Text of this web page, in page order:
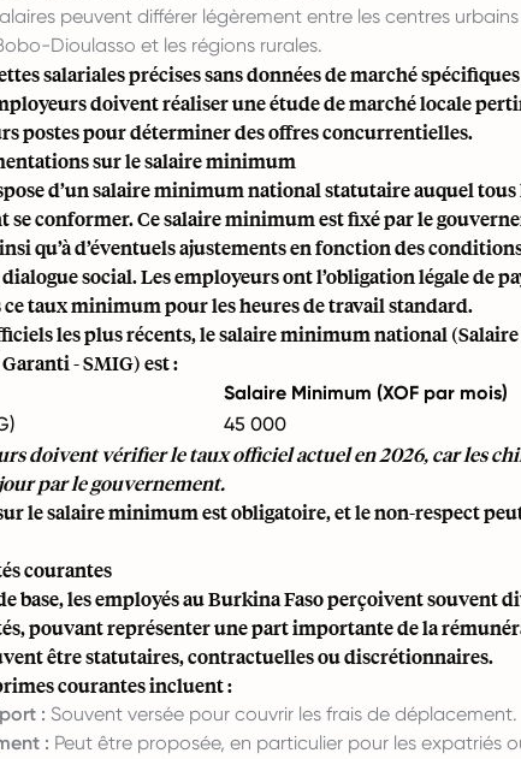
peuvent différer légèrement entre les centres
Dioulasso et les régions rurales.
salariales précises sans données de marché
doivent réaliser une étude de marché locale
postes pour déterminer des offres concurrentielles.
sur le salaire minimum
d’un salaire minimum national statutaire auquel tous
se conformer. Ce salaire minimum est fixé par le
qu’à d’éventuels ajustements en fonction des
social. Les employeurs ont l’obligation légale de
ce taux minimum pour les heures de travail standard.
les plus récents, le salaire minimum national
- SMIG) est :
Salaire Minimum (XOF par mois)
45 000
doivent vérifier le taux officiel actuel en 2026, car les
par le gouvernement.
le salaire minimum est obligatoire, et le non-respect
courantes
base, les employés au Burkina Faso perçoivent souvent
pouvant représenter une part importante de la
être statutaires, contractuelles ou discrétionnaires.
courantes incluent :
: Souvent versée pour couvrir les frais de déplacement.
: Peut être proposée, en particulier pour les expatriés